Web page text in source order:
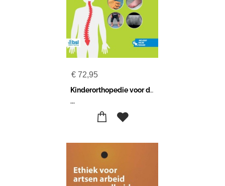
€ 72,95
Kinderorthopedie voor de huisarts
...